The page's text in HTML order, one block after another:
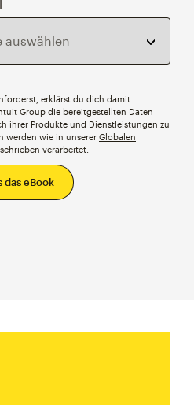
erklärst du dich damit
Group die bereitgestellten Daten
ihrer Produkte und Dienstleistungen zu
werden wie in unserer Globalen
verarbeitet.